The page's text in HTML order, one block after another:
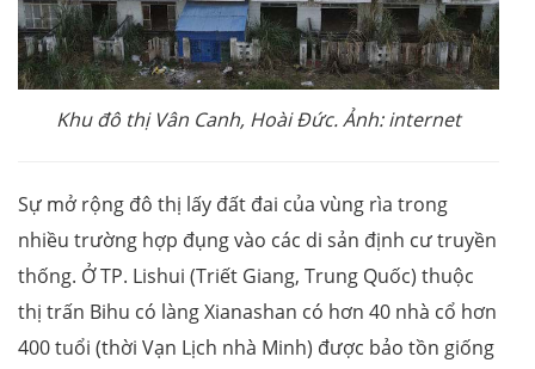
Khu đô thị Vân Canh, Hoài Đức. Ảnh: internet
Sự mở rộng đô thị lấy đất đai của vùng rìa trong
nhiều trường hợp đụng vào các di sản định cư truyền
thống. Ở TP. Lishui (Triết Giang, Trung Quốc) thuộc
thị trấn Bihu có làng Xianashan có hơn 40 nhà cổ hơn
400 tuổi (thời Vạn Lịch nhà Minh) được bảo tồn giống